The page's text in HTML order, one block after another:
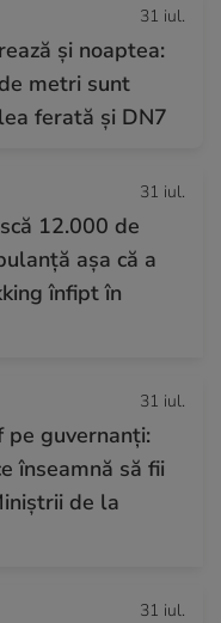
31 iul.
și noaptea:
metri sunt
ferată și DN7
31 iul.
12.000 de
așa că a
înfipt în
31 iul.
pe guvernanți:
înseamnă să fii
de la
31 iul.